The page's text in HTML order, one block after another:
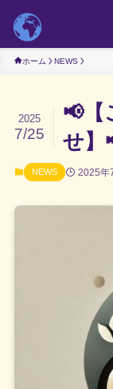
ホーム NEWS
📢【
せ】
2025
7/25
NEWS 2025年